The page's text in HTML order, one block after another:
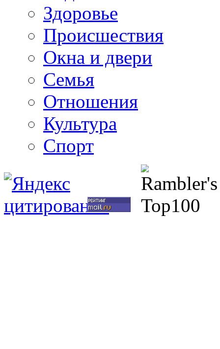
Здоровье
Происшествия
Окна и двери
Семья
Отношения
Культура
Спорт